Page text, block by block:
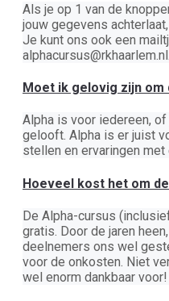
Als je op 1 van de
jouw gegevens
Je kunt ons ook een
alphacursus@rkhaarlem.nl.
Moet ik gelovig zijn om
Alpha is voor iedereen,
gelooft. Alpha is er juist
stellen en ervaringen met
Hoeveel kost het om
De Alpha-cursus
gratis. Door de jaren
deelnemers ons wel
voor de onkosten. Niet
wel enorm dankbaar voor!